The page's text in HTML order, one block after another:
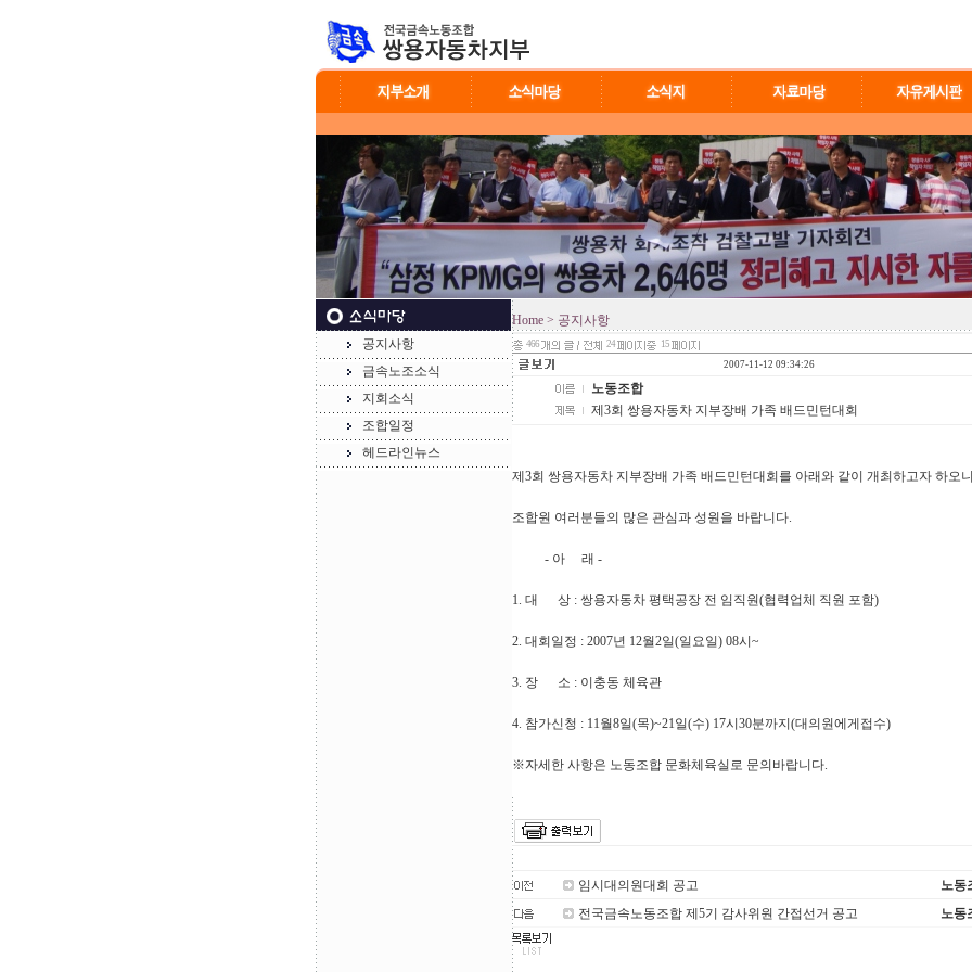
공지사항
금속노조소식
지회소식
조합일정
헤드라인뉴스
Home > 공지사항
466 24
15
2007-11-12 09:34:26
노동조합
제3회 쌍용자동차 지부장배 가족 배드민턴대회
제3회 쌍용자동차 지부장배 가족 배드민턴대회를 아래와 같이 개최하고자 하오
조합원 여러분들의 많은 관심과 성원을 바랍니다.
- 아 래 -
1. 대 상 : 쌍용자동차 평택공장 전 임직원(협력업체 직원 포함)
2. 대회일정 : 2007년 12월2일(일요일) 08시~
3. 장 소 : 이충동 체육관
4. 참가신청 : 11월8일(목)~21일(수) 17시30분까지(대의원에게접수)
※자세한 사항은 노동조합 문화체육실로 문의바랍니다.
임시대의원대회 공고
노동
전국금속노동조합 제5기 감사위원 간접선거 공고
노동